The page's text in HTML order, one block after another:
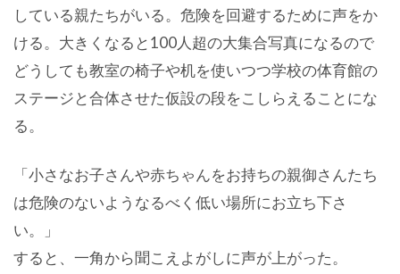
している親たちがいる。危険を回避するために声をか
ける。大きくなると100人超の大集合写真になるので
どうしても教室の椅子や机を使いつつ学校の体育館の
ステージと合体させた仮設の段をこしらえることにな
る。
「小さなお子さんや赤ちゃんをお持ちの親御さんたち
は危険のないようなるべく低い場所にお立ち下さ
い。」
すると、一角から聞こえよがしに声が上がった。